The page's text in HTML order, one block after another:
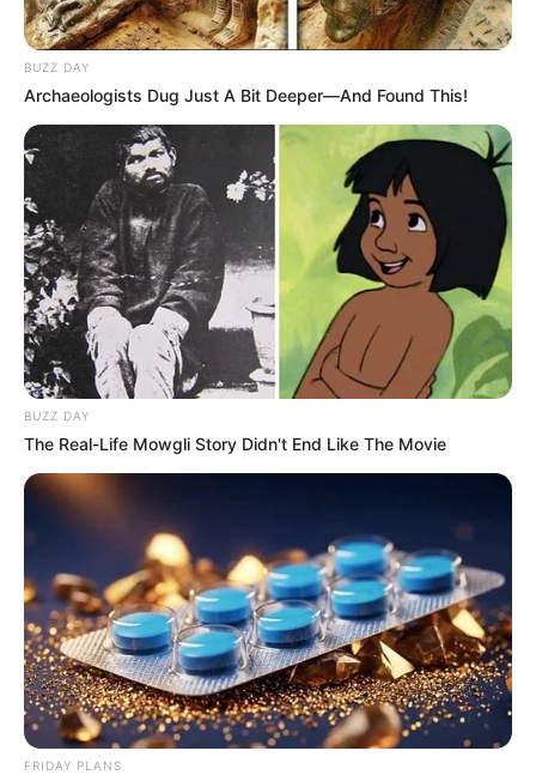
BUZZ DAY
Archaeologists Dug Just A Bit Deeper—And Found This!
BUZZ DAY
The Real-Life Mowgli Story Didn't End Like The Movie
FRIDAY PLANS